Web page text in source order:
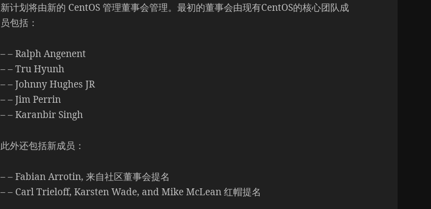
新计划将由新的 CentOS 管理董事会管理。最初的董事会由现有CentOS的核心团队成
员包括：
– – Ralph Angenent
– – Tru Hyunh
– – Johnny Hughes JR
– – Jim Perrin
– – Karanbir Singh
此外还包括新成员：
– – Fabian Arrotin, 来自社区董事会提名
– – Carl Trieloff, Karsten Wade, and Mike McLean 红帽提名